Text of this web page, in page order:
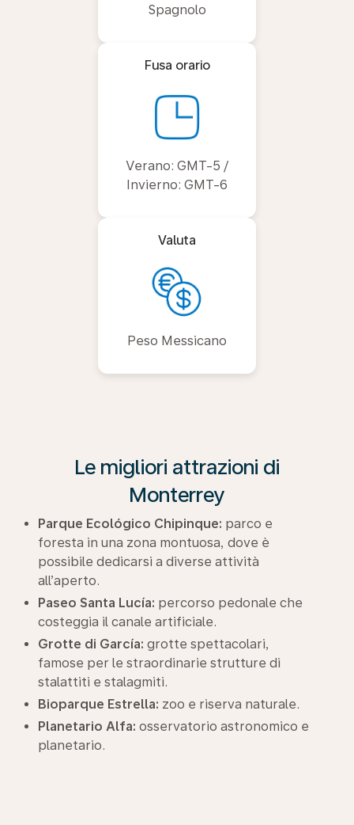
Spagnolo
Fusa orario
Verano: GMT-5 /
Invierno: GMT-6
Valuta
Peso Messicano
Le migliori attrazioni di
Monterrey
Parque Ecológico Chipinque: parco e
foresta in una zona montuosa, dove è
possibile dedicarsi a diverse attività
all’aperto.
Paseo Santa Lucía: percorso pedonale che
costeggia il canale artificiale.
Grotte di García: grotte spettacolari,
famose per le straordinarie strutture di
stalattiti e stalagmiti.
Bioparque Estrella: zoo e riserva naturale.
Planetario Alfa: osservatorio astronomico e
planetario.